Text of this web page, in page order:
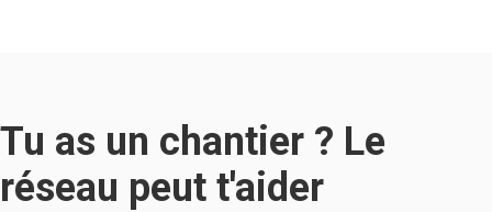
Tu as un chantier ? Le
réseau peut t'aider